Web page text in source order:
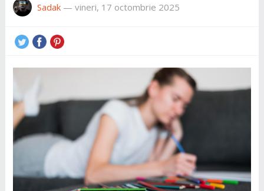
Sadak— vineri, 17 octombrie 2025